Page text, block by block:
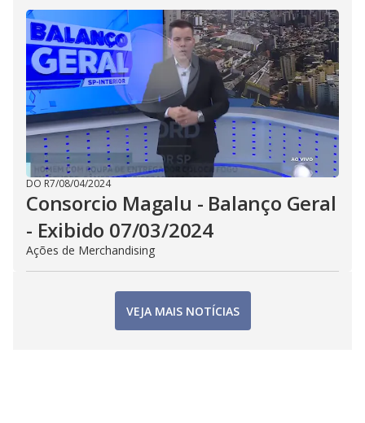
DO R7/08/04/2024
Consorcio Magalu - Balanço Geral
- Exibido 07/03/2024
Ações de Merchandising
VEJA MAIS NOTÍCIAS